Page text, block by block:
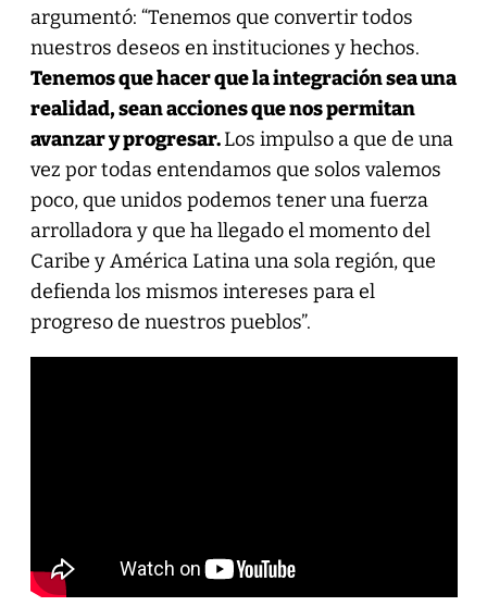
argumentó: “Tenemos que convertir todos
nuestros deseos en instituciones y hechos.
Tenemos que hacer que la integración sea una
realidad, sean acciones que nos permitan
avanzar y progresar.Los impulso a que de una
vez por todas entendamos que solos valemos
poco, que unidos podemos tener una fuerza
arrolladora y que ha llegado el momento del
Caribe y América Latina una sola región, que
defienda los mismos intereses para el
progreso de nuestros pueblos”.